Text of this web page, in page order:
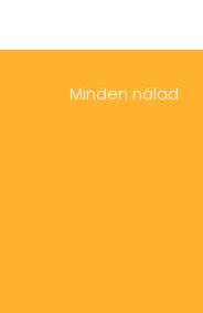
Minden nálad